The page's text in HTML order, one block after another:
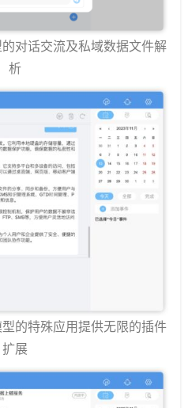
的对话交流及私域数据文件解
析
型的特殊应用提供无限的插件
扩展